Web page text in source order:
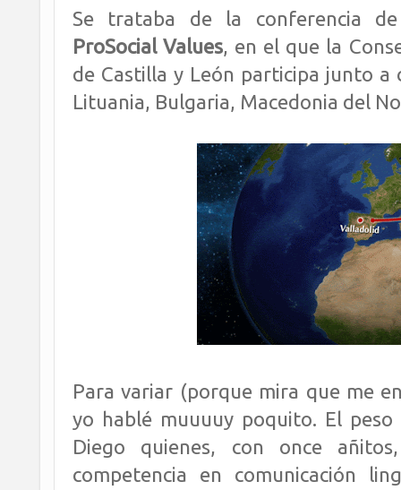
Se trataba de la conferencia
ProSocial Values, en el que la
de Castilla y León participa junto a
Lituania, Bulgaria, Macedonia del
Para variar (porque mira que me
yo hablé muuuuy poquito. El
Diego quienes, con once
competencia en comunicación